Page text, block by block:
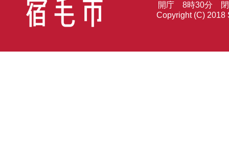
開庁 8時30分 閉
Copyright (C) 2018